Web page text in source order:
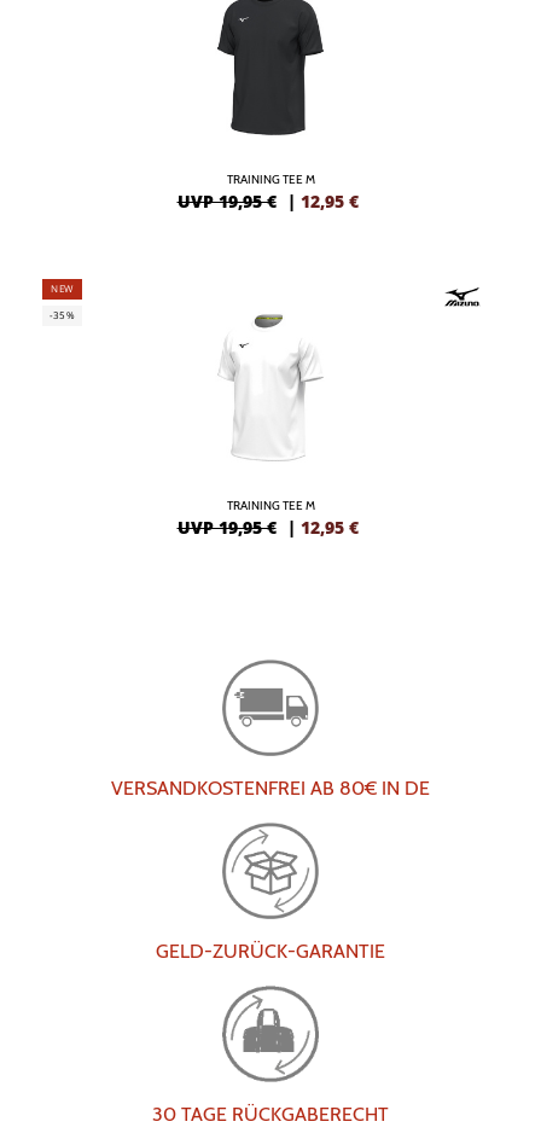
TRAINING TEE M
UVP 19,95 € | 12,95 €
NEW
-35%
TRAINING TEE M
UVP 19,95 € | 12,95 €
VERSANDKOSTENFREI AB 80€ IN DE
GELD-ZURÜCK-GARANTIE
30 TAGE RÜCKGABERECHT